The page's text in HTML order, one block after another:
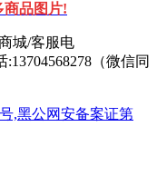
商品图片!
城/客服电
（微信同
,黑公网安备案证第